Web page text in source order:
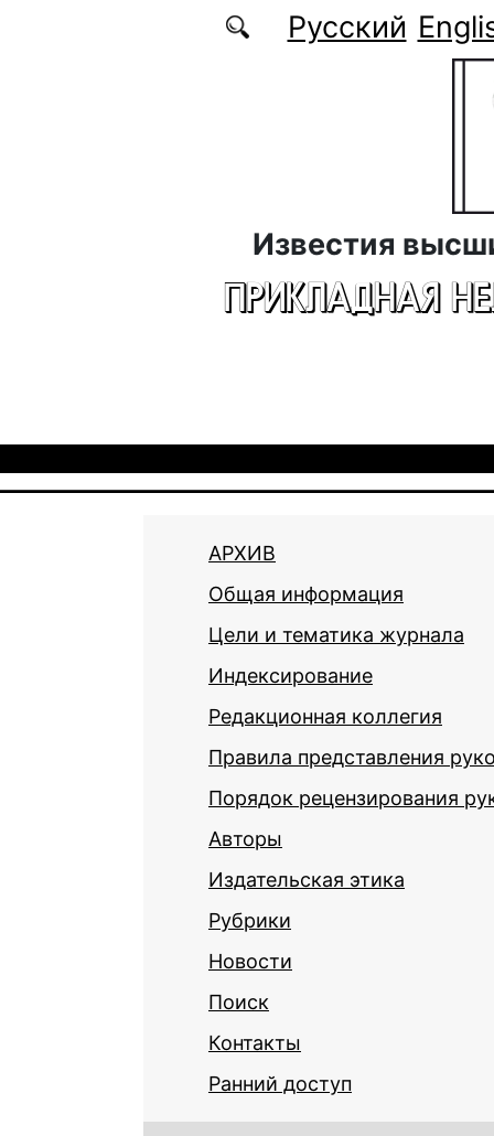
Перейти к основному содержаниюРусский
Известия
ПРИКЛАДНАЯ
АРХИВ
Общая информация
Цели и тематика журнала
Индексирование
Редакционная коллегия
Правила представления
Порядок рецензирования
Авторы
Издательская этика
Рубрики
Новости
Поиск
Контакты
Ранний доступ